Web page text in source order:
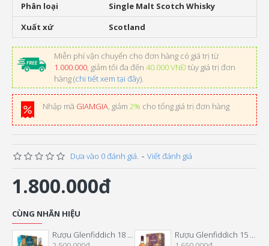
Phân loại
Single Malt Scotch Whisky
Xuất xứ
Scotland
Miễn phí vận chuyển cho đơn hàng có giá trị từ
1.000.000, giảm tối đa đến 40.000 VNĐtùy giá trị đơn
hàng (chi tiết xem tại đây).
Nhập mã GIAMGIA, giảm 2% cho tổng giá trị đơn hàng
Dựa vào 0 đánh giá. - Viết đánh giá
1.800.000đ
CÙNG NHÃN HIỆU
Rượu Glenfiddich 18 Năm Hộp Quà Tết 2026
Rượu Glenfiddich 15 Năm Hộp Quà Tết 2026